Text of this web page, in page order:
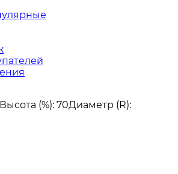
Высота (%): 70Диаметр (R):